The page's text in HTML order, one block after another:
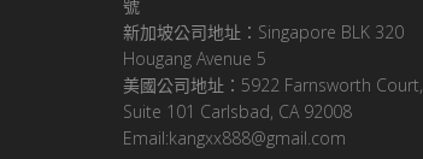
號
新加坡公司地址：Singapore BLK 320
Hougang Avenue 5
美國公司地址：5922 Farnsworth Court,
Suite 101 Carlsbad, CA 92008
Email:kangxx888@gmail.com